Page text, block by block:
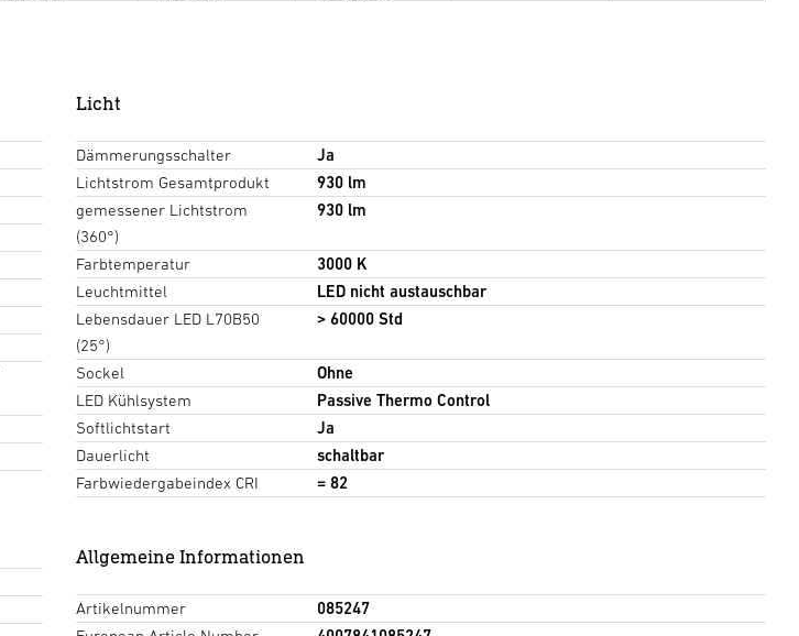
Licht
Dämmerungsschalter
Ja
Lichtstrom Gesamtprodukt
930 lm
gemessener Lichtstrom
(360°)
930 lm
Farbtemperatur
3000 K
Leuchtmittel
LED nicht austauschbar
Lebensdauer LED L70B50
(25°)
> 60000 Std
Sockel
Ohne
LED Kühlsystem
Passive Thermo Control
Softlichtstart
Ja
Dauerlicht
schaltbar
Farbwiedergabeindex CRI
= 82
Allgemeine Informationen
Artikelnummer
085247